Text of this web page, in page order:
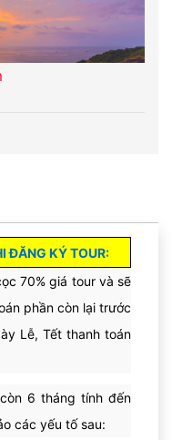
tham quan trung
động vui chơi giải trí
chuẩn quốc tế, trung
cực quyền...Chơi thể
hình,trượt băng, chạy
ĐĂNG KÝ TOUR:
70% giá tour và sẽ
phần còn lại trước
Lễ, Tết thanh toán
6 tháng tính đến
các yếu tố sau: